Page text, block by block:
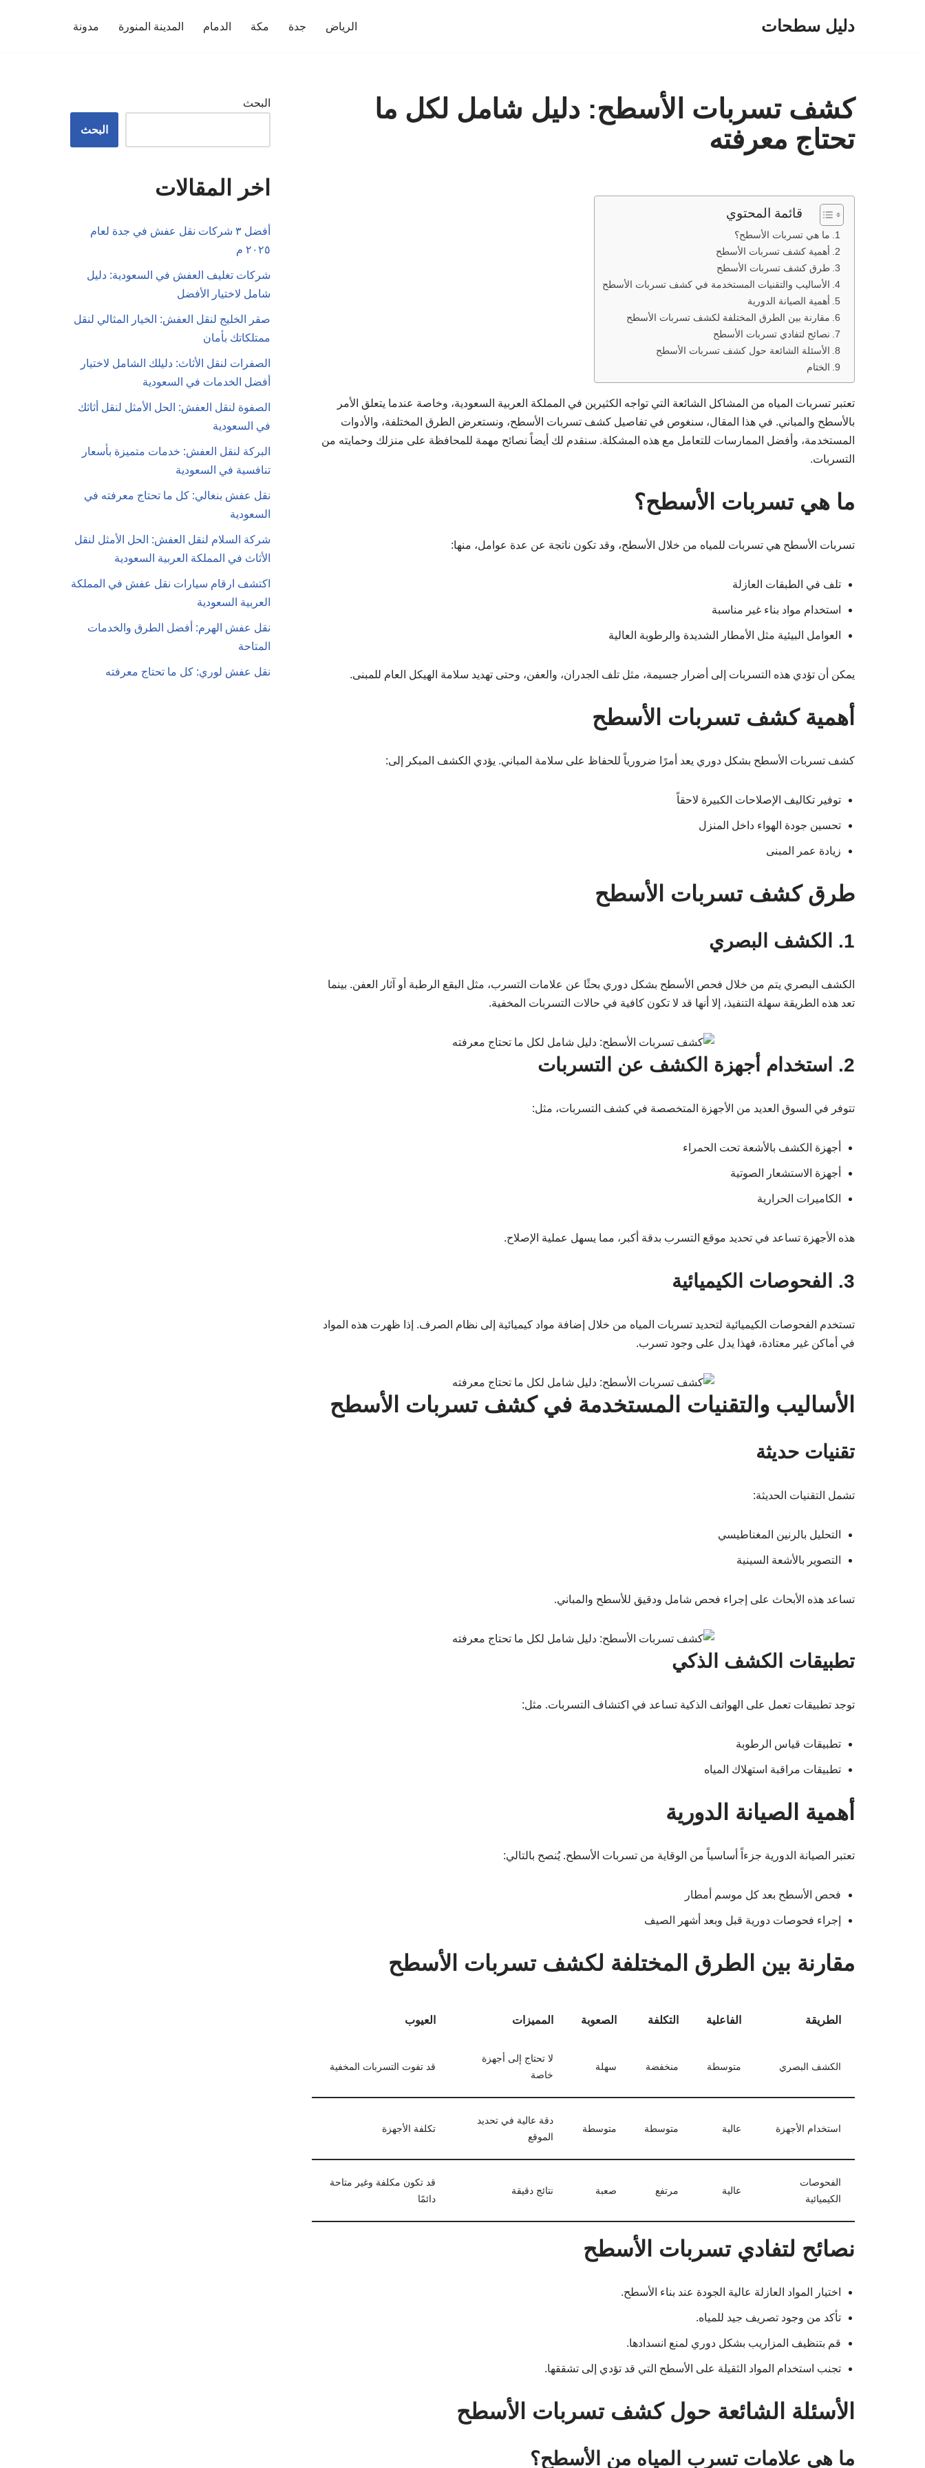
دليل سطحات الرياض جدة مكة الدمام المدينة المنورة مدونة
كشف تسربات الأسطح: دليل شامل لكل ما
تحتاج معرفته
قائمة المحتوي
ما هي تسربات الأسطح؟
أهمية كشف تسربات الأسطح
طرق كشف تسربات الأسطح
الأساليب والتقنيات المستخدمة في كشف تسربات الأسطح
أهمية الصيانة الدورية
مقارنة بين الطرق المختلفة لكشف تسربات الأسطح
نصائح لتفادي تسربات الأسطح
الأسئلة الشائعة حول كشف تسربات الأسطح
الختام
تعتبر تسربات المياه من المشاكل الشائعة التي تواجه الكثيرين في المملكة العربية السعودية، وخاصة عندما يتعلق الأمر
بالأسطح والمباني. في هذا المقال، سنغوص في تفاصيل كشف تسربات الأسطح، ونستعرض الطرق المختلفة، والأدوات
المستخدمة، وأفضل الممارسات للتعامل مع هذه المشكلة. سنقدم لك أيضاً نصائح مهمة للمحافظة على منزلك وحمايته من
التسربات.
ما هي تسربات الأسطح؟
تسربات الأسطح هي تسربات للمياه من خلال الأسطح، وقد تكون ناتجة عن عدة عوامل، منها:
تلف في الطبقات العازلة
استخدام مواد بناء غير مناسبة
العوامل البيئية مثل الأمطار الشديدة والرطوبة العالية
يمكن أن تؤدي هذه التسربات إلى أضرار جسيمة، مثل تلف الجدران، والعفن، وحتى تهديد سلامة الهيكل العام للمبنى.
أهمية كشف تسربات الأسطح
كشف تسربات الأسطح بشكل دوري يعد أمرًا ضرورياً للحفاظ على سلامة المباني. يؤدي الكشف المبكر إلى:
توفير تكاليف الإصلاحات الكبيرة لاحقاً
تحسين جودة الهواء داخل المنزل
زيادة عمر المبنى
طرق كشف تسربات الأسطح
1. الكشف البصري
الكشف البصري يتم من خلال فحص الأسطح بشكل دوري بحثًا عن علامات التسرب، مثل البقع الرطبة أو آثار العفن. بينما
تعد هذه الطريقة سهلة التنفيذ، إلا أنها قد لا تكون كافية في حالات التسربات المخفية.
2. استخدام أجهزة الكشف عن التسربات
تتوفر في السوق العديد من الأجهزة المتخصصة في كشف التسربات، مثل:
أجهزة الكشف بالأشعة تحت الحمراء
أجهزة الاستشعار الصوتية
الكاميرات الحرارية
هذه الأجهزة تساعد في تحديد موقع التسرب بدقة أكبر، مما يسهل عملية الإصلاح.
3. الفحوصات الكيميائية
تستخدم الفحوصات الكيميائية لتحديد تسربات المياه من خلال إضافة مواد كيميائية إلى نظام الصرف. إذا ظهرت هذه المواد
في أماكن غير معتادة، فهذا يدل على وجود تسرب.
الأساليب والتقنيات المستخدمة في كشف تسربات الأسطح
تقنيات حديثة
تشمل التقنيات الحديثة:
التحليل بالرنين المغناطيسي
التصوير بالأشعة السينية
تساعد هذه الأبحاث على إجراء فحص شامل ودقيق للأسطح والمباني.
تطبيقات الكشف الذكي
توجد تطبيقات تعمل على الهواتف الذكية تساعد في اكتشاف التسربات. مثل:
تطبيقات قياس الرطوبة
تطبيقات مراقبة استهلاك المياه
أهمية الصيانة الدورية
تعتبر الصيانة الدورية جزءاً أساسياً من الوقاية من تسربات الأسطح. يُنصح بالتالي:
فحص الأسطح بعد كل موسم أمطار
إجراء فحوصات دورية قبل وبعد أشهر الصيف
مقارنة بين الطرق المختلفة لكشف تسربات الأسطح
الطريقة الفاعلية التكلفة الصعوبة المميزات العيوب
الكشف البصري متوسطة منخفضة سهلة
لا تحتاج إلى أجهزة
خاصة
قد تفوت التسربات المخفية
استخدام الأجهزة عالية متوسطة متوسطة
دقة عالية في تحديد
الموقع
تكلفة الأجهزة
الفحوصات
الكيميائية
عالية مرتفع صعبة نتائج دقيقة
قد تكون مكلفة وغير متاحة
دائمًا
نصائح لتفادي تسربات الأسطح
اختيار المواد العازلة عالية الجودة عند بناء الأسطح.
تأكد من وجود تصريف جيد للمياه.
قم بتنظيف المزاريب بشكل دوري لمنع انسدادها.
تجنب استخدام المواد الثقيلة على الأسطح التي قد تؤدي إلى تشققها.
الأسئلة الشائعة حول كشف تسربات الأسطح
ما هي علامات تسرب المياه من الأسطح؟
البحث
البحث
اخر المقالات
أفضل ٣ شركات نقل عفش في جدة لعام
٢٠٢٥ م
شركات تغليف العفش في السعودية: دليل
شامل لاختيار الأفضل
صقر الخليج لنقل العفش: الخيار المثالي لنقل
ممتلكاتك بأمان
الصفرات لنقل الأثاث: دليلك الشامل لاختيار
أفضل الخدمات في السعودية
الصفوة لنقل العفش: الحل الأمثل لنقل أثاثك
في السعودية
البركة لنقل العفش: خدمات متميزة بأسعار
تنافسية في السعودية
نقل عفش بنغالي: كل ما تحتاج معرفته في
السعودية
شركة السلام لنقل العفش: الحل الأمثل لنقل
الأثاث في المملكة العربية السعودية
اكتشف ارقام سيارات نقل عفش في المملكة
العربية السعودية
نقل عفش الهرم: أفضل الطرق والخدمات
المتاحة
نقل عفش لوري: كل ما تحتاج معرفته